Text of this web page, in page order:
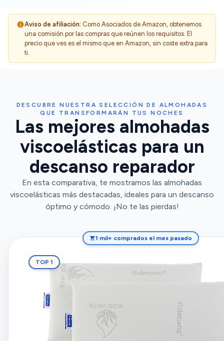
Aviso de afiliación: Como Asociados de Amazon, obtenemos
una comisión por las compras que reúnen los requisitos. El
precio que ves es el mismo que en Amazon, sin coste extra para
ti.
DESCUBRE NUESTRA SELECCIÓN DE ALMOHADAS
QUE TRANSFORMARÁN TUS NOCHES
Las mejores almohadas
viscoelásticas para un
descanso reparador
En esta comparativa, te mostramos las almohadas
viscoelásticas más destacadas, ideales para un descanso
óptimo y cómodo. ¡No te las pierdas!
1 mil+ comprados el mes pasado
TOP 1